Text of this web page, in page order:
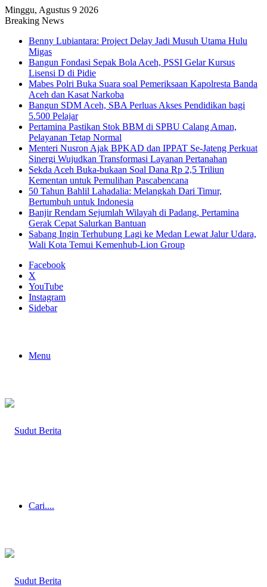
Minggu, Agustus 9 2026
Breaking News
Benny Lubiantara: Project Delay Jadi Musuh Utama Hulu
Migas
Bangun Fondasi Sepak Bola Aceh, PSSI Gelar Kursus
Lisensi D di Pidie
Mabes Polri Buka Suara soal Pemeriksaan Kapolresta Banda
Aceh dan Kasat Narkoba
Bangun SDM Aceh, SBA Perluas Akses Pendidikan bagi
5.500 Pelajar
Pertamina Pastikan Stok BBM di SPBU Calang Aman,
Pelayanan Tetap Normal
Menteri Nusron Ajak BPKAD dan IPPAT Se-Jateng Perkuat
Sinergi Wujudkan Transformasi Layanan Pertanahan
Sekda Aceh Buka-bukaan Soal Dana Rp 2,5 Triliun
Kementan untuk Pemulihan Pascabencana
50 Tahun Bahlil Lahadalia: Melangkah Dari Timur,
Bertumbuh untuk Indonesia
Banjir Rendam Sejumlah Wilayah di Padang, Pertamina
Gerak Cepat Salurkan Bantuan
Sabang Ingin Terhubung Lagi ke Medan Lewat Jalur Udara,
Wali Kota Temui Kemenhub-Lion Group
Facebook
X
YouTube
Instagram
Sidebar
Menu
Cari....